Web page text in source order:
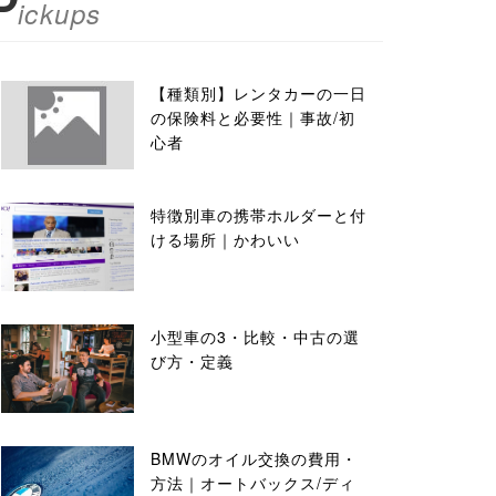
ickups
【種類別】レンタカーの一日
の保険料と必要性｜事故/初
心者
特徴別車の携帯ホルダーと付
ける場所｜かわいい
小型車の3・比較・中古の選
び方・定義
BMWのオイル交換の費用・
方法｜オートバックス/ディ